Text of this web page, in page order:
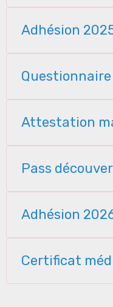
Adhésion
Attestation
Pass
Adhésion
Certificat